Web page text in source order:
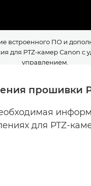
встроенного ПО и
для PTZ-камер Canon с
управлением.
прошивки
для PTZ-